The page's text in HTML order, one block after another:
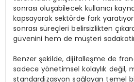
sonrası oluşabilecek kullanıcı
kapsayarak sektörde fark
sonrası süreçleri belirsizlikten
güvenini hem de müşteri
Benzer şekilde, dijitalleşme de
sadece yönetimsel kolaylık değil,
standardizasyon sağlayan temel